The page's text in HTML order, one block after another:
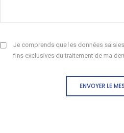
Je comprends que les données
fins exclusives du traitement de ma
ENVOYER LE